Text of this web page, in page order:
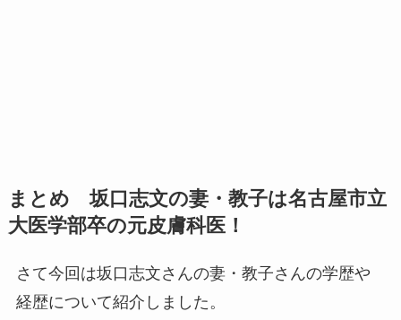
まとめ 坂口志文の妻・教子は名古屋市立
大医学部卒の元皮膚科医！
さて今回は坂口志文さんの妻・教子さんの学歴や
経歴について紹介しました。